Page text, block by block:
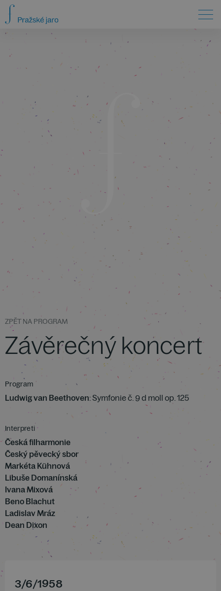
ZPĚT NA PROGRAM
Závěrečný koncert
Program
Ludwig van Beethoven: Symfonie č. 9 d moll op. 125
Interpreti
Česká filharmonie
Český pěvecký sbor
Markéta Kühnová
Libuše Domanínská
Ivana Mixová
Beno Blachut
Ladislav Mráz
Dean Dixon
3/6/1958